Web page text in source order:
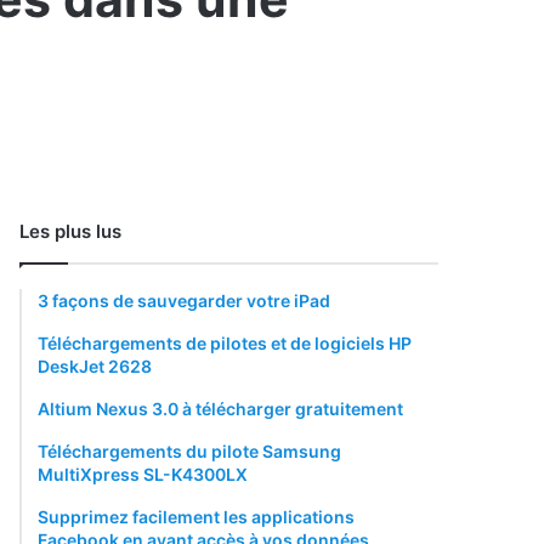
Les plus lus
3 façons de sauvegarder votre iPad
Téléchargements de pilotes et de logiciels HP
DeskJet 2628
Altium Nexus 3.0 à télécharger gratuitement
Téléchargements du pilote Samsung
MultiXpress SL-K4300LX
Supprimez facilement les applications
Facebook en ayant accès à vos données